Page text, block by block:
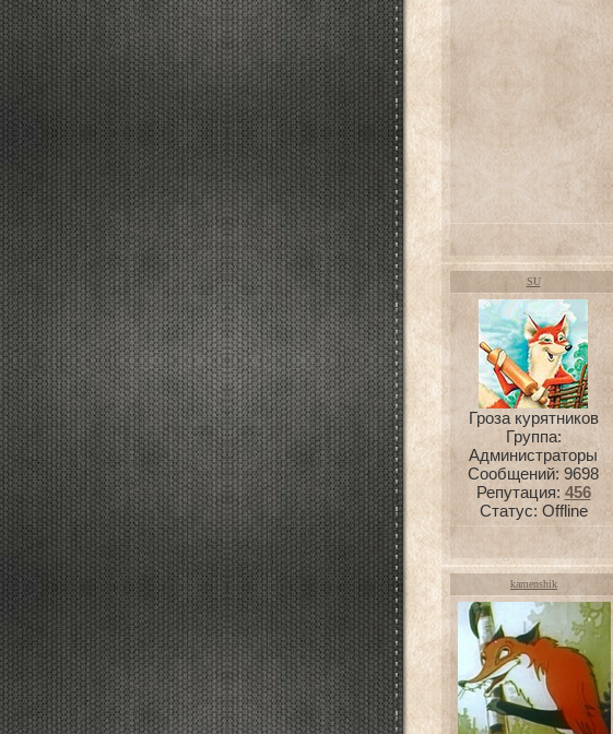
SU
Гроза курятников
Группа:
Администраторы
Сообщений: 9698
Репутация: 456
Статус: Offline
kamenshik